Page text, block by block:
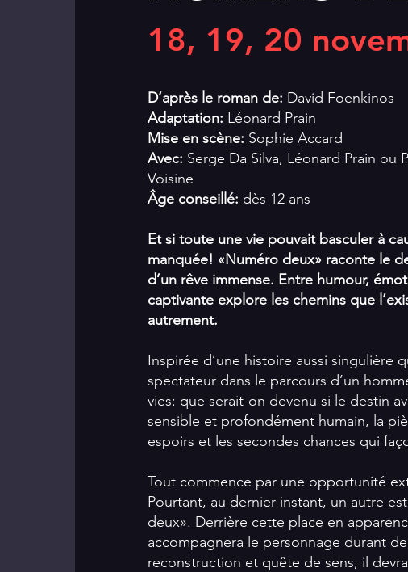
18, 19, 20
D’après le roman de: David Foenkinos
Adaptation: Léonard Prain
Mise en scène: Sophie Accard
Avec: Serge Da Silva, Léonard Prain ou
Voisine
Âge conseillé: dès 12 ans
Et si toute une vie pouvait basculer à
manquée! «Numéro deux» raconte le
d’un rêve immense. Entre humour,
captivante explore les chemins que
autrement.
Inspirée d’une histoire aussi singulière
spectateur dans le parcours d’un
vies: que serait-on devenu si le destin
sensible et profondément humain, la
espoirs et les secondes chances qui
Tout commence par une opportunité
Pourtant, au dernier instant, un autre
deux». Derrière cette place en
accompagnera le personnage durant
reconstruction et quête de sens, il